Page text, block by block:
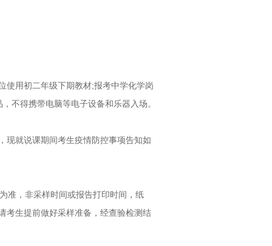
使用初二年级下期教材;报考中学化学岗
不得携带电脑等电子设备和乐器入场。
现就说课期间考生疫情防控事项告知如
准，非采样时间或报告打印时间，纸
考生提前做好采样准备，经查验检测结